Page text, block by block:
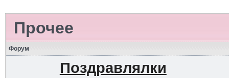
Прочее
Форум
Поздравлялки